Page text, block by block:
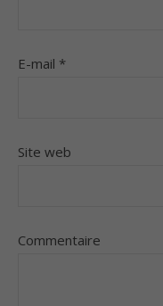
E-mail *
Site web
Commentaire